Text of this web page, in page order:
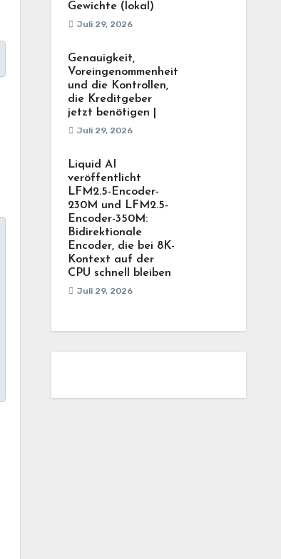
Gewichte (lokal)
Juli 29, 2026
Genauigkeit,
Voreingenommenheit
und die Kontrollen,
die Kreditgeber
jetzt benötigen |
Juli 29, 2026
Liquid AI
veröffentlicht
LFM2.5-Encoder-
230M und LFM2.5-
Encoder-350M:
Bidirektionale
Encoder, die bei 8K-
Kontext auf der
CPU schnell bleiben
Juli 29, 2026